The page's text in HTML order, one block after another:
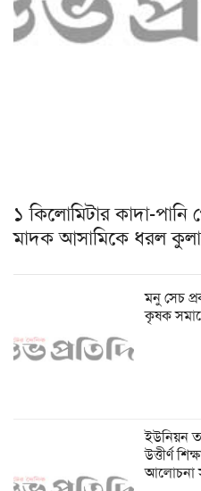
১ কিলোমিটার কাদা-পানি
মাদক আসামিকে ধরল
মনু সেচ
কৃষক
ইউনিয়ন
উত্তীর্ণ
আলোচনা